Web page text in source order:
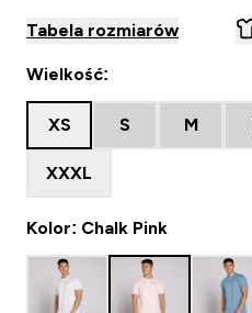
Tabela rozmiarów
Wielkość:
XS S M
XXXL
Kolor: Chalk Pink